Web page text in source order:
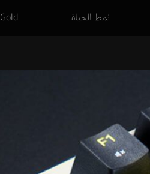
نمط الحياة Gold